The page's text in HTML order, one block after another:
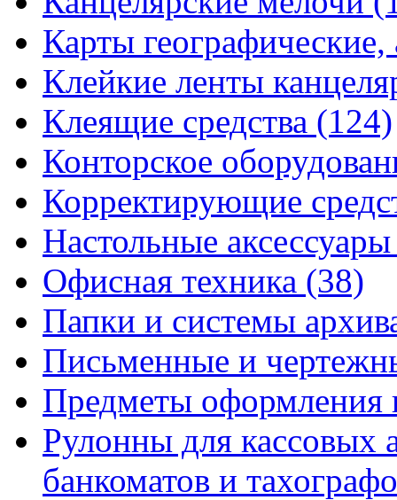
Карты
Клейкие ленты
Клеящие средства (124)
Конторское
Корректирующие
Настольные
Офисная техника (38)
Папки и системы
Письменные и
Предметы оформления
Рулонны для кассовых
банкоматов и